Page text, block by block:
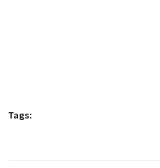
Tags: